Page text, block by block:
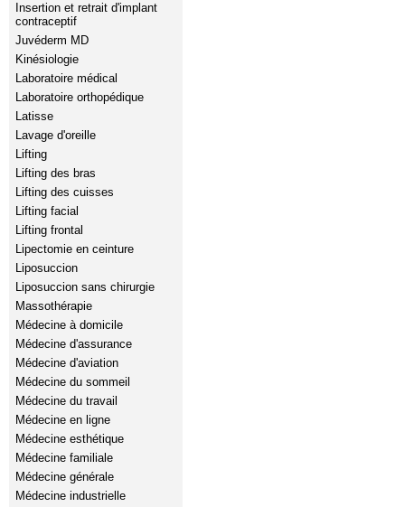
Insertion et retrait d'implant
contraceptif
Juvéderm MD
Kinésiologie
Laboratoire médical
Laboratoire orthopédique
Latisse
Lavage d'oreille
Lifting
Lifting des bras
Lifting des cuisses
Lifting facial
Lifting frontal
Lipectomie en ceinture
Liposuccion
Liposuccion sans chirurgie
Massothérapie
Médecine à domicile
Médecine d'assurance
Médecine d'aviation
Médecine du sommeil
Médecine du travail
Médecine en ligne
Médecine esthétique
Médecine familiale
Médecine générale
Médecine industrielle